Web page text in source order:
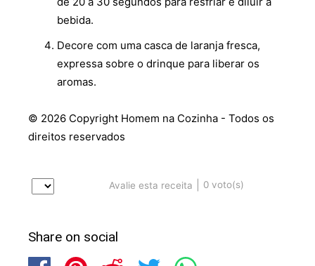
bebida.
Decore com uma casca de laranja fresca,
expressa sobre o drinque para liberar os
aromas.
© 2026 Copyright Homem na Cozinha - Todos os
direitos reservados
Avalie esta receita 0 voto(s)
Share on social